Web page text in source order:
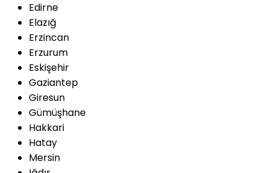
Edirne
Elazığ
Erzincan
Erzurum
Eskişehir
Gaziantep
Giresun
Gümüşhane
Hakkari
Hatay
Mersin